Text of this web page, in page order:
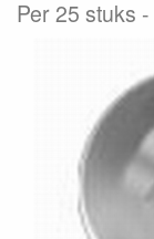
Per 25 stuks